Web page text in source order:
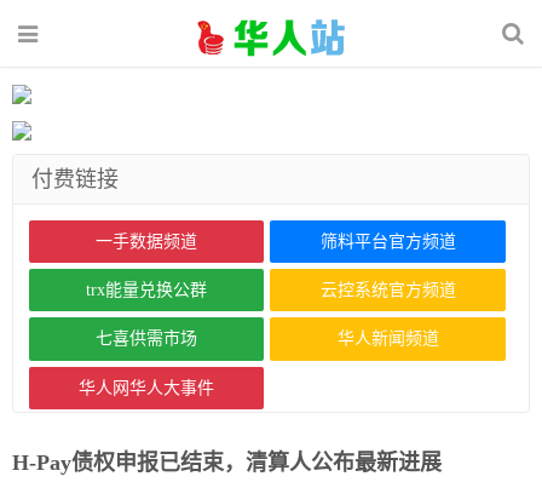
付费链接
一手数据频道 筛料平台官方频道
trx能量兑换公群 云控系统官方频道
七喜供需市场 华人新闻频道
华人网华人大事件
H-Pay债权申报已结束，清算人公布最新进展